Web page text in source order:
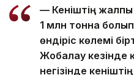
— Кеніштің жалпы
1 млн тонна болып
өндіріс көлемі
Жобалау кезінде
негізінде